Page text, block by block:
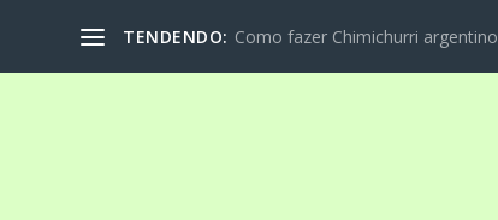
TENDENDO: Como fazer Chimichurri argentino